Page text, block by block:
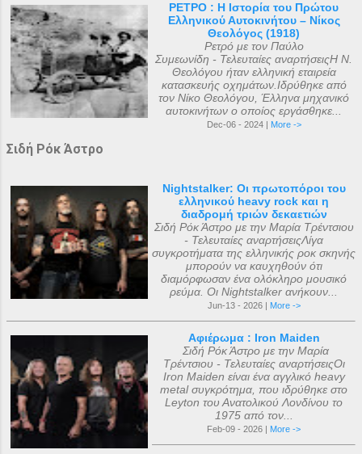
ΡΕΤΡΟ : Η Ιστορία του Πρώτου
Ελληνικού Αυτοκινήτου – Νίκος
Θεολόγος (1918)
Ρετρό με τον Παύλο
Συμεωνίδη - Τελευταίες αναρτήσειςΗ Ν.
Θεολόγου ήταν ελληνική εταιρεία
κατασκευής οχημάτων.Ιδρύθηκε από
τον Νίκο Θεολόγου, Έλληνα μηχανικό
αυτοκινήτων ο οποίος εργάσθηκε...
Dec-06 - 2024 | More ->
Σιδή Ρόκ Άστρο
Nightstalker: Οι πρωτοπόροι του
ελληνικού heavy rock και η
διαδρομή τριών δεκαετιών
Σιδή Ρόκ Άστρο με την Μαρία Τρέντσιου
- Τελευταίες αναρτήσειςΛίγα
συγκροτήματα της ελληνικής ροκ σκηνής
μπορούν να καυχηθούν ότι
διαμόρφωσαν ένα ολόκληρο μουσικό
ρεύμα. Οι Nightstalker ανήκουν...
Jun-13 - 2026 | More ->
Αφιέρωμα : Iron Maiden
Σιδή Ρόκ Άστρο με την Μαρία
Τρέντσιου - Τελευταίες αναρτήσειςΟι
Iron Maiden είναι ένα αγγλικό heavy
metal συγκρότημα, που ιδρύθηκε στο
Leyton του Ανατολικού Λονδίνου το
1975 από τον...
Feb-09 - 2026 | More ->